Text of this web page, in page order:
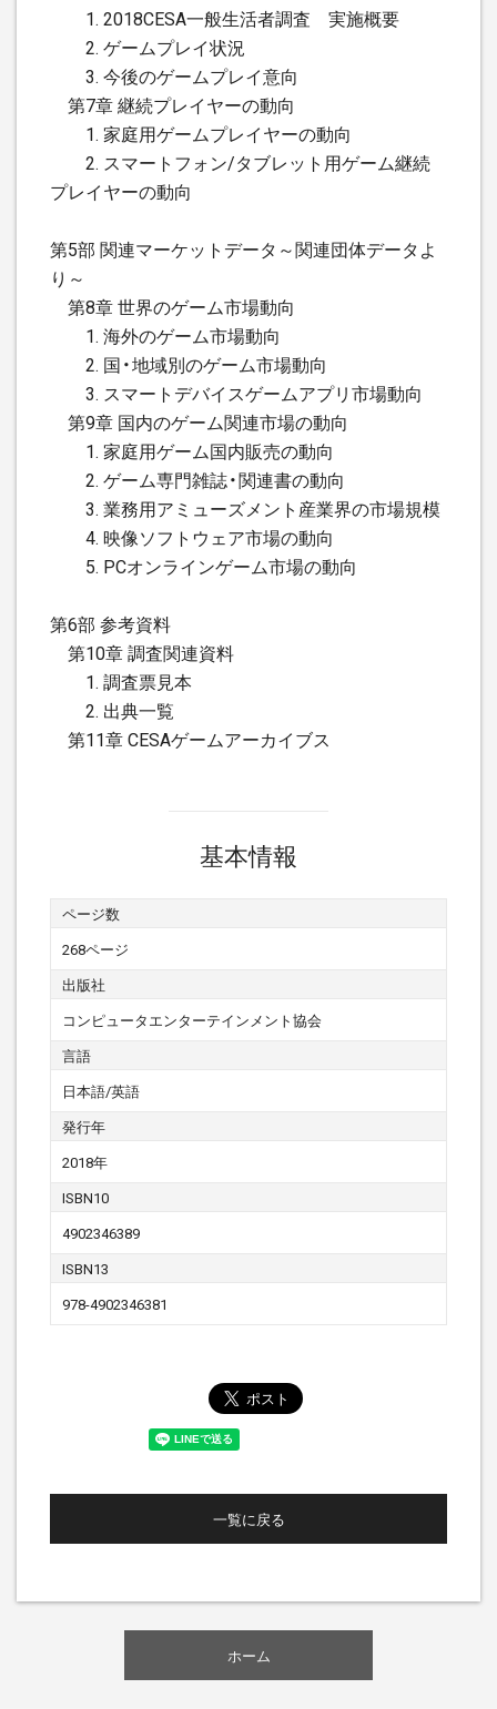
1. 2018CESA一般生活者調査 実施概要
2. ゲームプレイ状況
3. 今後のゲームプレイ意向
第7章 継続プレイヤーの動向
1. 家庭用ゲームプレイヤーの動向
2. スマートフォン/タブレット用ゲーム継続
プレイヤーの動向
第5部 関連マーケットデータ～関連団体データよ
り～
第8章 世界のゲーム市場動向
1. 海外のゲーム市場動向
2. 国・地域別のゲーム市場動向
3. スマートデバイスゲームアプリ市場動向
第9章 国内のゲーム関連市場の動向
1. 家庭用ゲーム国内販売の動向
2. ゲーム専門雑誌・関連書の動向
3. 業務用アミューズメント産業界の市場規模
4. 映像ソフトウェア市場の動向
5. PCオンラインゲーム市場の動向
第6部 参考資料
第10章 調査関連資料
1. 調査票見本
2. 出典一覧
第11章 CESAゲームアーカイブス
基本情報
ページ数
268ページ
出版社
コンピュータエンターテインメント協会
言語
日本語/英語
発行年
2018年
ISBN10
4902346389
ISBN13
978-4902346381
一覧に戻る
ホーム